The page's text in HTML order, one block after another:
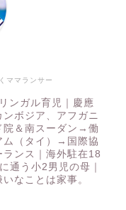
ママランサー
ンガル育児｜慶應
ボジア、アフガニ
院＆南スーダン→働
ム（タイ）→国際協
ンス｜海外駐在18
通う小2男児の母｜
なことは家事。